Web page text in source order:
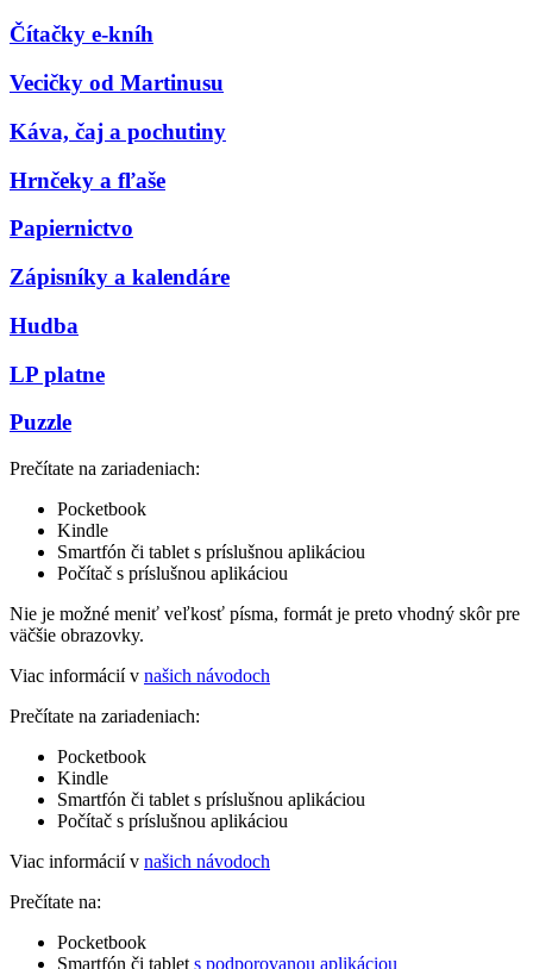
Čítačky e-kníh
Vecičky od Martinusu
Káva, čaj a pochutiny
Hrnčeky a fľaše
Papiernictvo
Zápisníky a kalendáre
Hudba
LP platne
Puzzle
Prečítate na zariadeniach:
Pocketbook
Kindle
Smartfón či tablet s príslušnou aplikáciou
Počítač s príslušnou aplikáciou
Nie je možné meniť veľkosť písma, formát je preto vhodný skôr pre
väčšie obrazovky.
Viac informácií v našich návodoch
Prečítate na zariadeniach:
Pocketbook
Kindle
Smartfón či tablet s príslušnou aplikáciou
Počítač s príslušnou aplikáciou
Viac informácií v našich návodoch
Prečítate na:
Pocketbook
Smartfón či tablet s podporovanou aplikáciou